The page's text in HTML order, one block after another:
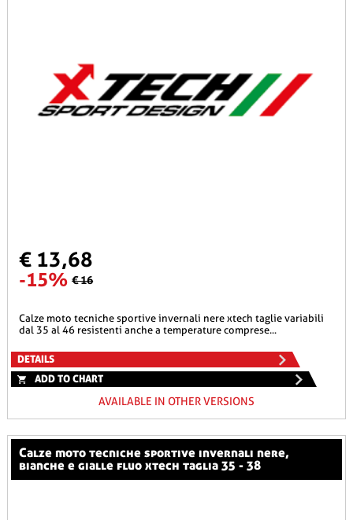
€ 13,68
-15% € 16
calze moto tecniche sportive invernali nere xtech taglie variabili
dal 35 al 46 resistenti anche a temperature comprese...
DETAILS
ADD TO CHART
AVAILABLE IN OTHER VERSIONS
calze moto tecniche sportive invernali nere,
bianche e gialle fluo xtech taglia 35 - 38